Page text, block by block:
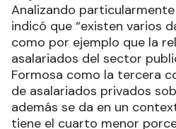
Analizando
indicó que “existen varios
como por ejemplo que la
asalariados del sector
Formosa como la tercera
de asalariados privados
además se da en un
tiene el cuarto menor